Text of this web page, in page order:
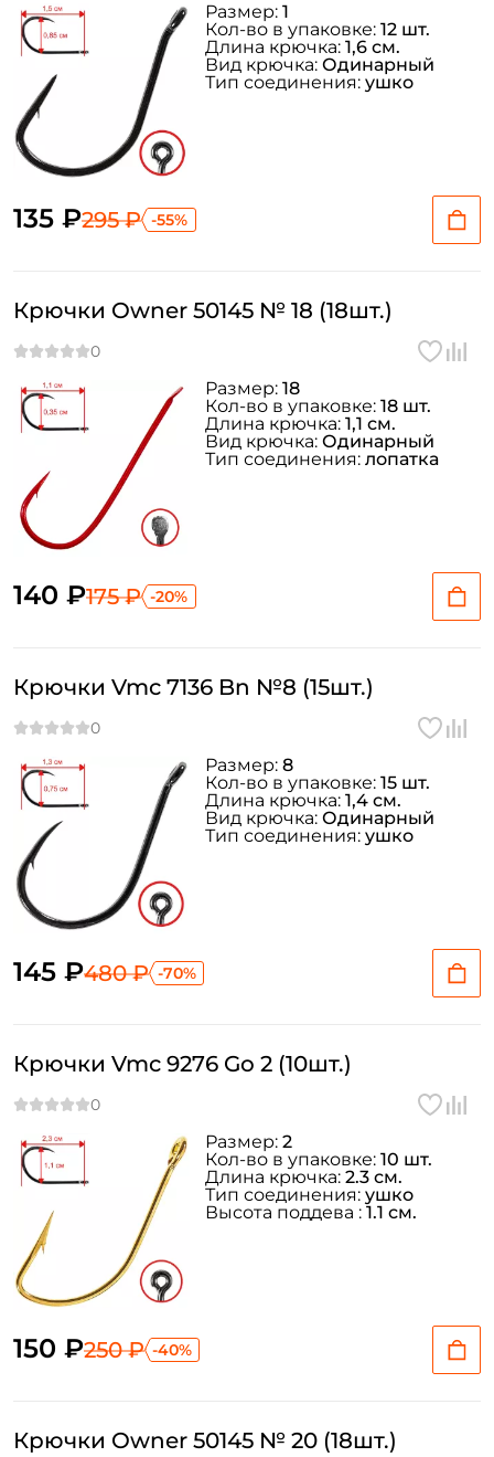
135 ₽295 ₽ -55%
Размер: 1
Кол-во в упаковке: 12 шт.
Длина крючка: 1,6 см.
Вид крючка: Одинарный
Тип соединения: ушко
Крючки Owner 50145 № 18 (18шт.)
140 ₽175 ₽ -20%
Размер: 18
Кол-во в упаковке: 18 шт.
Длина крючка: 1,1 см.
Вид крючка: Одинарный
Тип соединения: лопатка
Крючки Vmc 7136 Bn №8 (15шт.)
145 ₽480 ₽ -70%
Размер: 8
Кол-во в упаковке: 15 шт.
Длина крючка: 1,4 см.
Вид крючка: Одинарный
Тип соединения: ушко
Крючки Vmc 9276 Go 2 (10шт.)
150 ₽250 ₽ -40%
Размер: 2
Кол-во в упаковке: 10 шт.
Длина крючка: 2.3 см.
Тип соединения: ушко
Высота поддева : 1.1 см.
Крючки Owner 50145 № 20 (18шт.)